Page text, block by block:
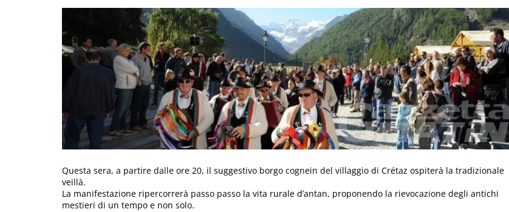
Questa sera, a partire dalle ore 20, il suggestivo borgo cognein del villaggio di Crétaz ospiterà la tradizionale
veillà.
La manifestazione ripercorrerà passo passo la vita rurale d’antan, proponendo la rievocazione degli antichi
mestieri di un tempo e non solo.